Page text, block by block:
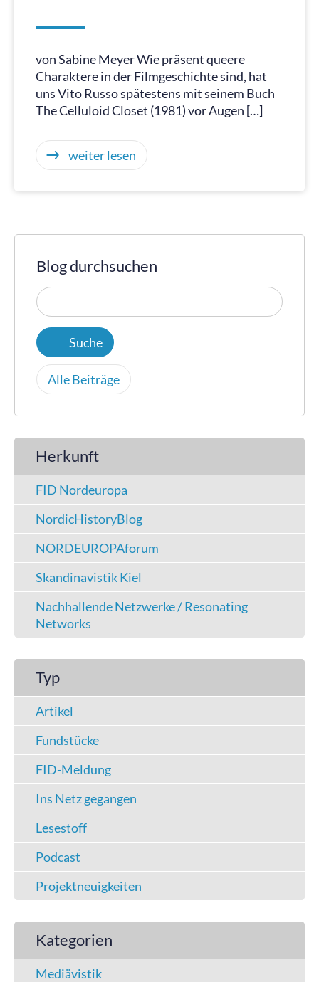
von Sabine Meyer Wie präsent queere
Charaktere in der Filmgeschichte sind, hat
uns Vito Russo spätestens mit seinem Buch
The Celluloid Closet (1981) vor Augen […]
weiter lesen
Blog durchsuchen
Alle Beiträge
Herkunft
FID Nordeuropa
NordicHistoryBlog
NORDEUROPAforum
Skandinavistik Kiel
Nachhallende Netzwerke / Resonating
Networks
Typ
Artikel
Fundstücke
FID-Meldung
Ins Netz gegangen
Lesestoff
Podcast
Projektneuigkeiten
Kategorien
Mediävistik